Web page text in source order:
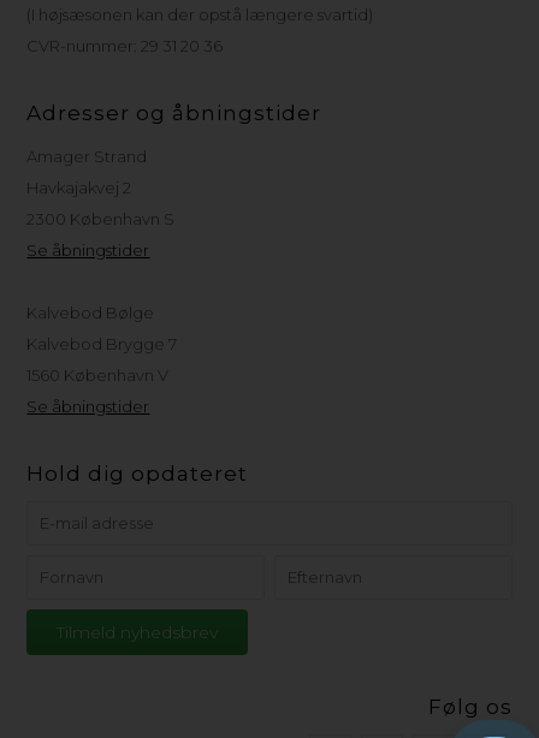
(I højsæsonen kan der opstå længere svartid)
CVR-nummer: 29 31 20 36
Adresser og åbningstider
Amager Strand
Havkajakvej 2
2300 København S
Se åbningstider
Kalvebod Bølge
Kalvebod Brygge 7
1560 København V
Se åbningstider
Hold dig opdateret
Følg os